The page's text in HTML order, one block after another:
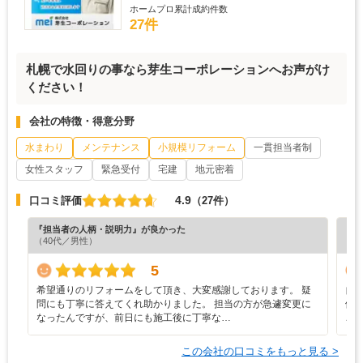
ホームプロ累計成約件数
27件
札幌で水回りの事なら芽生コーポレーションへお声がけ
ください！
会社の特徴・得意分野
水まわり メンテナンス 小規模リフォーム
一貫担当者制
女性スタッフ
緊急受付 宅建 地元密着
口コミ評価 4.9 （27件）
『担当者の人柄・説明力』が良かった
（40代／男性）
5
希望通りのリフォームをして頂き、大変感謝しております。 疑
問にも丁寧に答えてくれ助かりました。 担当の方が急遽変更に
なったんですが、前日にも施工後に丁寧な…
自
依
ご
この会社の口コミをもっと見る >